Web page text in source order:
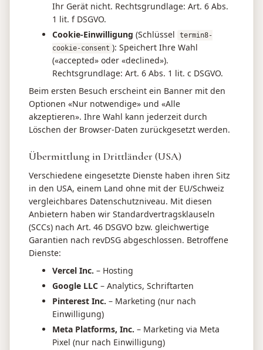
Ihr Gerät nicht. Rechtsgrundlage: Art. 6 Abs.
1 lit. f DSGVO.
Cookie-Einwilligung (Schlüssel
termin8-
cookie-consent ): Speichert Ihre Wahl
(«accepted» oder «declined»).
Rechtsgrundlage: Art. 6 Abs. 1 lit. c DSGVO.
Beim ersten Besuch erscheint ein Banner mit den
Optionen «Nur notwendige» und «Alle
akzeptieren». Ihre Wahl kann jederzeit durch
Löschen der Browser-Daten zurückgesetzt werden.
Übermittlung in Drittländer (USA)
Verschiedene eingesetzte Dienste haben ihren Sitz
in den USA, einem Land ohne mit der EU/Schweiz
vergleichbares Datenschutzniveau. Mit diesen
Anbietern haben wir Standardvertragsklauseln
(SCCs) nach Art. 46 DSGVO bzw. gleichwertige
Garantien nach revDSG abgeschlossen. Betroffene
Dienste:
Vercel Inc. – Hosting
Google LLC – Analytics, Schriftarten
Pinterest Inc. – Marketing (nur nach
Einwilligung)
Meta Platforms, Inc. – Marketing via Meta
Pixel (nur nach Einwilligung)